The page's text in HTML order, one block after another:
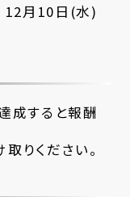
12月10日(水)
成すると報酬
りください。